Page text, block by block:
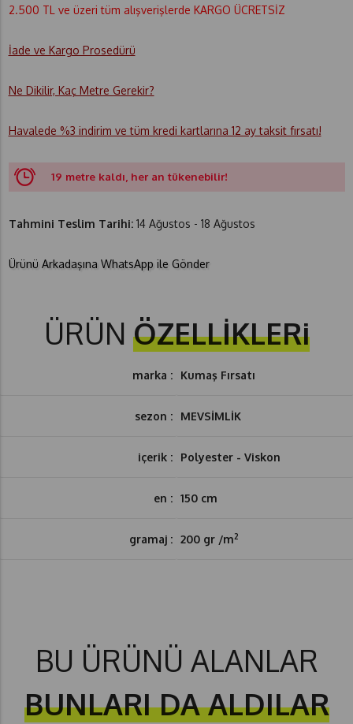
2.500 TL ve üzeri tüm alışverişlerde KARGO ÜCRETSİZ
İade ve Kargo Prosedürü
Ne Dikilir, Kaç Metre Gerekir?
Havalede %3 indirim ve tüm kredi kartlarına 12 ay taksit fırsatı!
19 metre kaldı, her an tükenebilir!
Tahmini Teslim Tarihi: 14 Ağustos - 18 Ağustos
Ürünü Arkadaşına WhatsApp ile Gönder
ÜRÜN ÖZELLİKLERi
marka : Kumaş Fırsatı
sezon : MEVSİMLİK
içerik : Polyester - Viskon
en : 150 cm
gramaj : 200 gr /m2
BU ÜRÜNÜ ALANLAR
BUNLARI DA ALDILAR